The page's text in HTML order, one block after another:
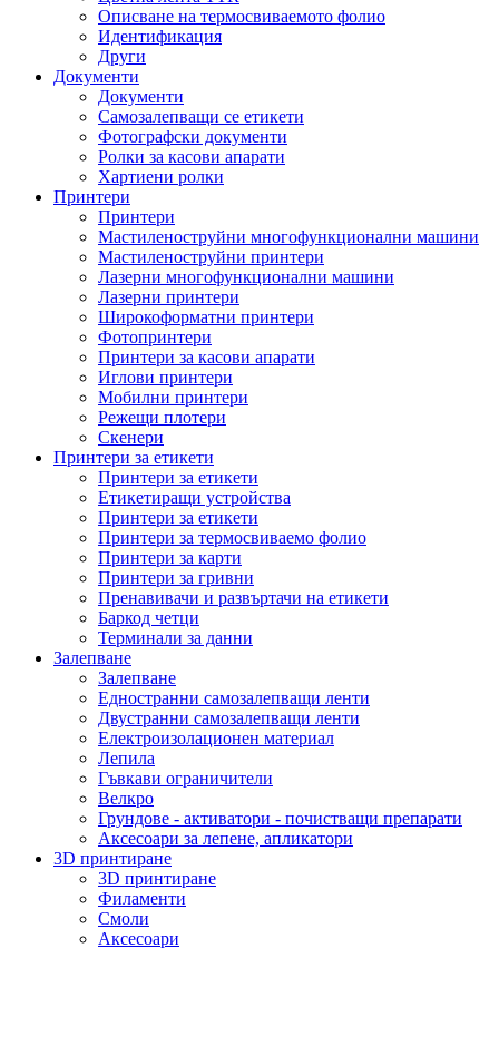
Описване на термосвиваемото фолио
Идентификация
Други
Документи
Документи
Самозалепващи се етикети
Фотографски документи
Ролки за касови апарати
Хартиени ролки
Принтери
Принтери
Мастиленоструйни многофункционални машини
Мастиленоструйни принтери
Лазерни многофункционални машини
Лазерни принтери
Широкоформатни принтери
Фотопринтери
Принтери за касови апарати
Иглови принтери
Мобилни принтери
Режещи плотери
Скенери
Принтери за етикети
Принтери за етикети
Етикетиращи устройства
Принтери за етикети
Принтери за термосвиваемо фолио
Принтери за карти
Принтери за гривни
Пренавивачи и развъртачи на етикети
Баркод четци
Терминали за данни
Залепване
Залепване
Едностранни самозалепващи ленти
Двустранни самозалепващи ленти
Електроизолационен материал
Лепила
Гъвкави ограничители
Велкро
Грундове - активатори - почистващи препарати
Аксесоари за лепене, апликатори
3D принтиране
3D принтиране
Филаменти
Смоли
Аксесоари